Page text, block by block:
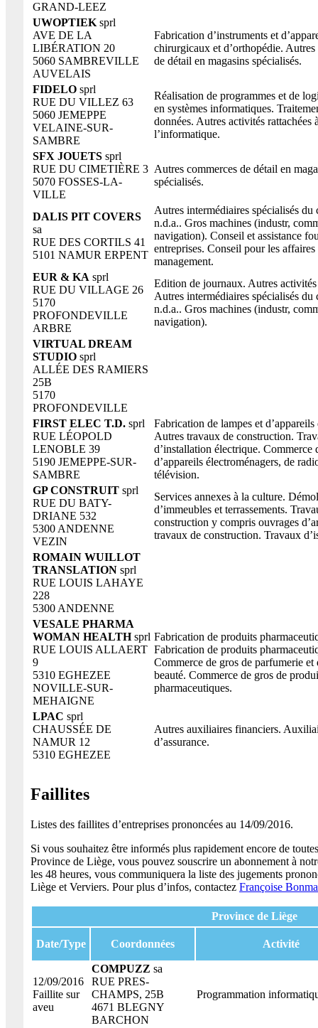
GRAND-LEEZ
UWOPTIEK sprl
AVE DE LA
LIBÉRATION 20
5060 SAMBREVILLE
AUVELAIS
Fabrication d’instruments et
chirurgicaux et d’orthopédie. Autres
de détail en magasins spécialisés.
FIDELO sprl
RUE DU VILLEZ 63
5060 JEMEPPE
VELAINE-SUR-
SAMBRE
Réalisation de programmes et de
en systèmes informatiques.
données. Autres activités rattachées
l’informatique.
SFX JOUETS sprl
RUE DU CIMETIÈRE 3
5070 FOSSES-LA-
VILLE
Autres commerces de détail en
spécialisés.
DALIS PIT COVERS
sa
RUE DES CORTILS 41
5101 NAMUR ERPENT
Autres intermédiaires spécialisés du
n.d.a.. Gros machines (industr,
navigation). Conseil et assistance
entreprises. Conseil pour les affaires
management.
EUR & KA sprl
RUE DU VILLAGE 26
5170
PROFONDEVILLE
ARBRE
Edition de journaux. Autres
Autres intermédiaires spécialisés du
n.d.a.. Gros machines (industr,
navigation).
VIRTUAL DREAM
STUDIO sprl
ALLÉE DES RAMIERS
25B
5170
PROFONDEVILLE
FIRST ELEC T.D. sprl
RUE LÉOPOLD
LENOBLE 39
5190 JEMEPPE-SUR-
SAMBRE
Fabrication de lampes et d’appareils
Autres travaux de construction.
d’installation électrique. Commerce
d’appareils électroménagers, de
télévision.
GP CONSTRUIT sprl
RUE DU BATY-
DRIANE 532
5300 ANDENNE
VEZIN
Services annexes à la culture.
d’immeubles et terrassements.
construction y compris ouvrages
travaux de construction. Travaux
ROMAIN WUILLOT
TRANSLATION sprl
RUE LOUIS LAHAYE
228
5300 ANDENNE
VESALE PHARMA
WOMAN HEALTHsprl
RUE LOUIS ALLAERT
9
5310 EGHEZEE
NOVILLE-SUR-
MEHAIGNE
Fabrication de produits
Fabrication de produits
Commerce de gros de parfumerie et
beauté. Commerce de gros de
pharmaceutiques.
LPAC sprl
CHAUSSÉE DE
NAMUR 12
5310 EGHEZEE
Autres auxiliaires financiers.
d’assurance.
Faillites
Listes des faillites d’entreprises prononcées au 14/09/2016.
Si vous souhaitez être informés plus rapidement encore de
Province de Liège, vous pouvez souscrire un abonnement à
les 48 heures, vous communiquera la liste des jugements
Liège et Verviers. Pour plus d’infos, contactez Françoise
Province de Liège
Date/Type Coordonnées Activité
12/09/2016
Faillite sur
aveu
COMPUZZ sa
RUE PRES-
CHAMPS, 25B
4671 BLEGNY
BARCHON
Programmation